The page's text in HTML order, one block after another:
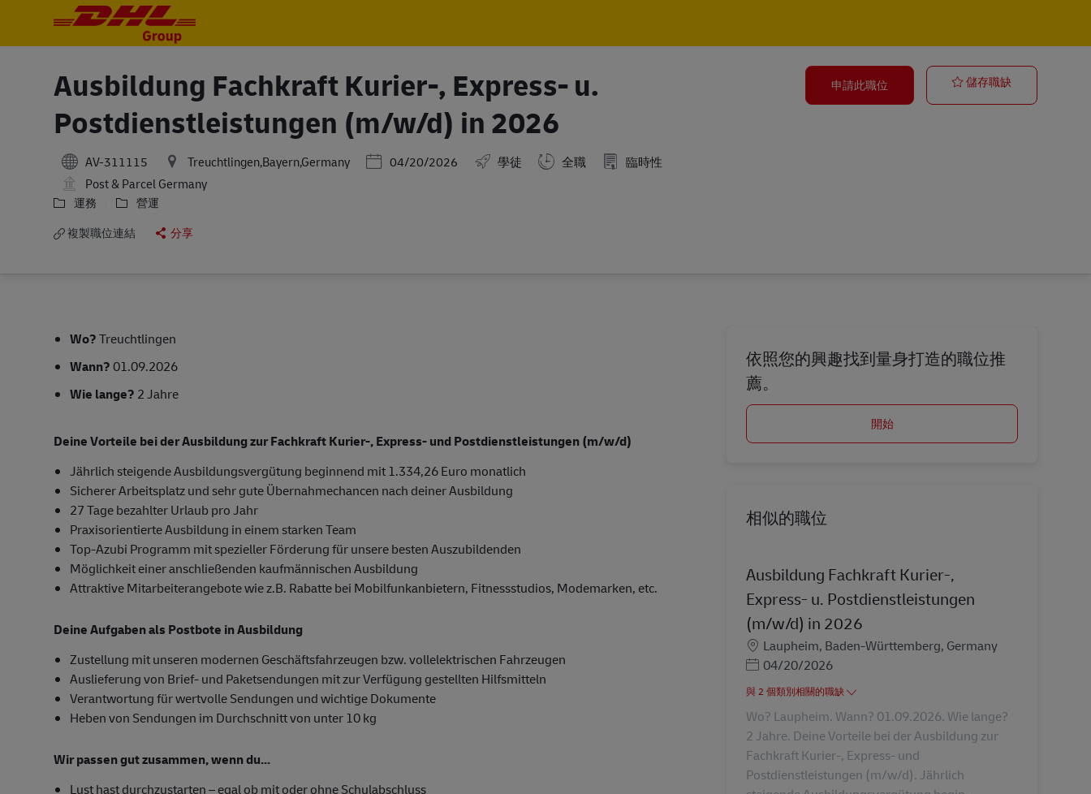
Ausbildung Fachkraft Kurier-, Express- u.
Postdienstleistungen (m/w/d) in 2026
AV-311115 Treuchtlingen,Bayern,Germany Posted Date
04/20/2026 學徒 全職
臨時性
Post & Parcel Germany
運務
營運
複製職位連結
分享
申請此職位 儲存職缺Ausbildung
Wo?Treuchtlingen
Wann?01.09.2026
Wie lange? 2 Jahre
Deine Vorteile bei der Ausbildung zur Fachkraft Kurier-, Express- und Postdienstleistungen (m/w/d)
Jährlich steigende Ausbildungsvergütung beginnend mit 1.334,26 Euro monatlich
Sicherer Arbeitsplatz und sehr gute Übernahmechancen nach deiner Ausbildung
27 Tage bezahlter Urlaub pro Jahr
Praxisorientierte Ausbildung in einem starken Team
Top-Azubi Programm mit spezieller Förderung für unsere besten Auszubildenden
Möglichkeit einer anschließenden kaufmännischen Ausbildung
Attraktive Mitarbeiterangebote wie z.B. Rabatte bei Mobilfunkanbietern, Fitnessstudios, Modemarken, etc.
Deine Aufgaben als Postbote in Ausbildung
Zustellung mit unseren modernen Geschäftsfahrzeugen bzw. vollelektrischen Fahrzeugen
Auslieferung von Brief- und Paketsendungen mit zur Verfügung gestellten Hilfsmitteln
Verantwortung für wertvolle Sendungen und wichtige Dokumente
Heben von Sendungen im Durchschnitt von unter 10 kg
Wir passen gut zusammen, wenn du...
Lust hast durchzustarten – egal ob mit oder ohne Schulabschluss
依照您的興趣找到量身打造的職位推
薦。
開始
相似的職位
Ausbildung Fachkraft Kurier-,
Express- u. Postdienstleistungen
(m/w/d) in 2026
地點Laupheim, Baden-Württemberg, Germany
Posted Date
04/20/2026
與 2 個類別相關的職缺
Wo? Laupheim. Wann? 01.09.2026. Wie lange?
2 Jahre. Deine Vorteile bei der Ausbildung zur
Fachkraft Kurier-, Express- und
Postdienstleistungen (m/w/d). Jährlich